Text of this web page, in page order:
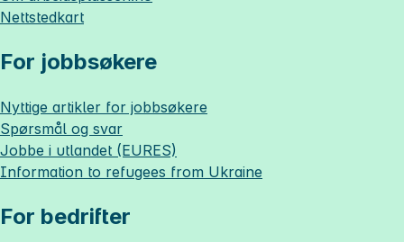
Nettstedkart
For jobbsøkere
Nyttige artikler for jobbsøkere
Spørsmål og svar
Jobbe i utlandet (EURES)
Information to refugees from Ukraine
For bedrifter